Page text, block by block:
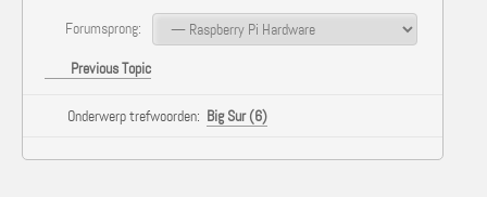
Forumsprong:
Previous Topic
Onderwerp trefwoorden: Big Sur (6)